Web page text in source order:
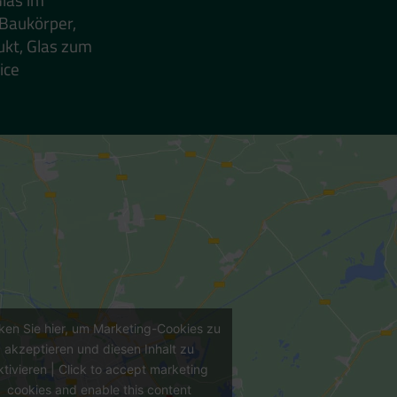
Glas zum
Sie hier, um Marketing-Cookies zu
akzeptieren und diesen Inhalt zu
| Click to accept marketing
cookies and enable this content